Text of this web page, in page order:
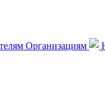
Организациям